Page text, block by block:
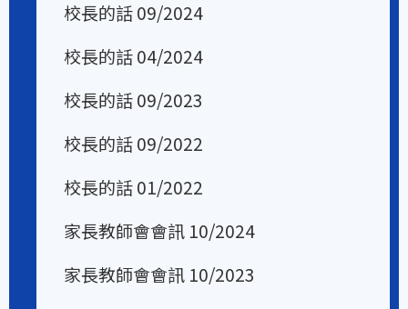
校長的話 09/2024
校長的話 04/2024
校長的話 09/2023
校長的話 09/2022
校長的話 01/2022
家長教師會會訊 10/2024
家長教師會會訊 10/2023